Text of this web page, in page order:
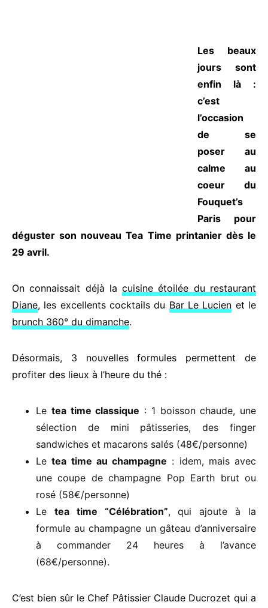
Les beaux
jours sont
enfin là :
c’est
l’occasion
de se
poser au
calme au
coeur du
Fouquet’s
Paris pour
déguster son nouveau Tea Time printanier dès le
29 avril.
On connaissait déjà lacuisine étoilée du restaurant
Diane, les excellents cocktails du Bar Le Lucien et le
brunch 360° du dimanche.
Désormais, 3 nouvelles formules permettent de
profiter des lieux à l’heure du thé :
Le tea time classique : 1 boisson chaude, une
sélection de mini pâtisseries, des finger
sandwiches et macarons salés (48€/personne)
Letea time au champagne : idem, mais avec
une coupe de champagne Pop Earth brut ou
rosé (58€/personne)
Le tea time “Célébration”, qui ajoute à la
formule au champagne un gâteau d’anniversaire
à commander 24 heures à l’avance
(68€/personne).
C’est bien sûr le Chef Pâtissier Claude Ducrozet qui a